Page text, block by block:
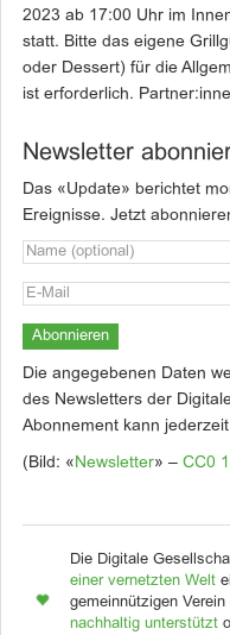
2023 ab 17:00 Uhr im
statt. Bitte das eigene
oder Dessert) für die
ist erforderlich.
Newsletter
Das «Update» berichtet
Ereignisse. Jetzt
Die angegebenen Daten
des Newsletters der
Abonnement kann
(Bild: « Newsletter» – CC0
Die Digitale
einer vernetzten Welt
gemeinnützigen
nachhaltig unterstützt